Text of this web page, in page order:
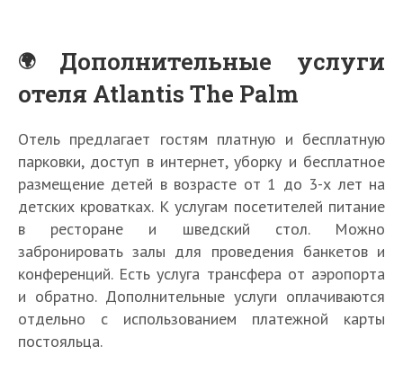
Дополнительные услуги
отеля Atlantis The Palm
Отель предлагает гостям платную и бесплатную
парковки, доступ в интернет, уборку и бесплатное
размещение детей в возрасте от 1 до 3-х лет на
детских кроватках. К услугам посетителей питание
в ресторане и шведский стол. Можно
забронировать залы для проведения банкетов и
конференций. Есть услуга трансфера от аэропорта
и обратно. Дополнительные услуги оплачиваются
отдельно с использованием платежной карты
постояльца.